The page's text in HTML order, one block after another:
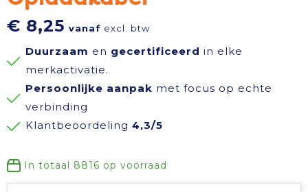
Reisbenodigdheden
Schrijfwaren
Sinterklaas
Sleutelhangers en Lanyards
Snoepgoed
Reflecterende polo's
Reflecterende vesten
Regenkleding
Schoenen
Schorten en Sloven
Schoenen
Sweaters
T-Shirts
Vesten
Gilets
Koeltassen en Koelboxen
Koffers en Trolleys
Laptop hoezen en tassen
Lunchtassen
Matrozentassen
€ 8,25 vanaf excl. btw
Duurzaam en gecertificeerd in elke
merkactivatie.
Persoonlijke aanpak met focus op echte
verbinding
Klantbeoordeling 4,3/5
In totaal 8816 op voorraad